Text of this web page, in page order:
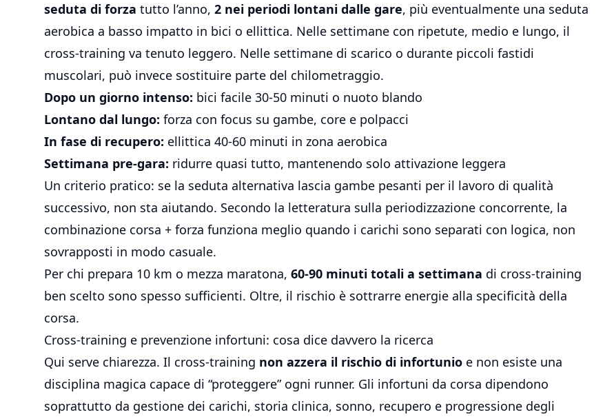
seduta di forza tutto l’anno, 2 nei periodi lontani dalle gare, più eventualmente una seduta
aerobica a basso impatto in bici o ellittica. Nelle settimane con ripetute, medio e lungo, il
cross-training va tenuto leggero. Nelle settimane di scarico o durante piccoli fastidi
muscolari, può invece sostituire parte del chilometraggio.
Dopo un giorno intenso: bici facile 30-50 minuti o nuoto blando
Lontano dal lungo: forza con focus su gambe, core e polpacci
In fase di recupero: ellittica 40-60 minuti in zona aerobica
Settimana pre-gara: ridurre quasi tutto, mantenendo solo attivazione leggera
Un criterio pratico: se la seduta alternativa lascia gambe pesanti per il lavoro di qualità
successivo, non sta aiutando. Secondo la letteratura sulla periodizzazione concorrente, la
combinazione corsa + forza funziona meglio quando i carichi sono separati con logica, non
sovrapposti in modo casuale.
Per chi prepara 10 km o mezza maratona, 60-90 minuti totali a settimana di cross-training
ben scelto sono spesso sufficienti. Oltre, il rischio è sottrarre energie alla specificità della
corsa.
Cross-training e prevenzione infortuni: cosa dice davvero la ricerca
Qui serve chiarezza. Il cross-training non azzera il rischio di infortunio e non esiste una
disciplina magica capace di “proteggere” ogni runner. Gli infortuni da corsa dipendono
soprattutto da gestione dei carichi, storia clinica, sonno, recupero e progressione degli